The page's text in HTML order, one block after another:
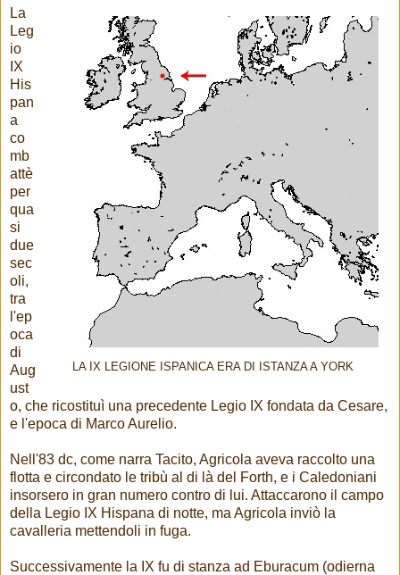
LA IX LEGIONE ISPANICA ERA DI ISTANZA A YORK
La
Leg
io
IX
His
pan
a
co
mb
attè
per
qua
si
due
sec
oli,
tra
l'ep
oca
di
Aug
ust
o, che ricostituì una precedente Legio IX fondata da Cesare,
e l'epoca di Marco Aurelio.
Nell'83 dc, come narra Tacito, Agricola aveva raccolto una
flotta e circondato le tribù al di là del Forth, e i Caledoniani
insorsero in gran numero contro di lui. Attaccarono il campo
della Legio IX Hispana di notte, ma Agricola inviò la
cavalleria mettendoli in fuga.
Successivamente la IX fu di stanza ad Eburacum (odierna